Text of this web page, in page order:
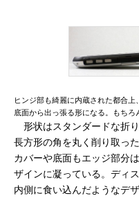
ヒンジ部も綺麗に内蔵された都合
底面から出っ張る形になる。もち
形状はスタンダードな折
長方形の角を丸く削り取っ
カバーや底面もエッジ部分
ザインに凝っている。ディ
内側に食い込んだようなデ